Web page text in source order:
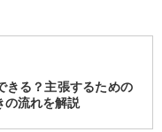
きる？主張するための
の流れを解説